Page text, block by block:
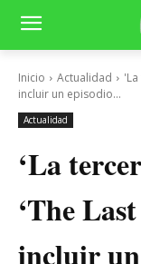
Inicio Actualidad
incluir un episodio...
Actualidad
‘La
‘The
incluir